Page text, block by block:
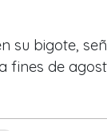
su bigote,
fines de